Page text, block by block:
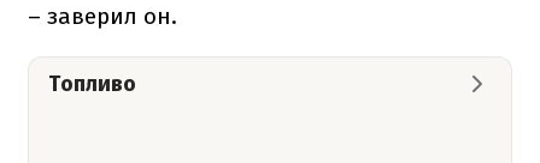
– заверил он.
Топливо